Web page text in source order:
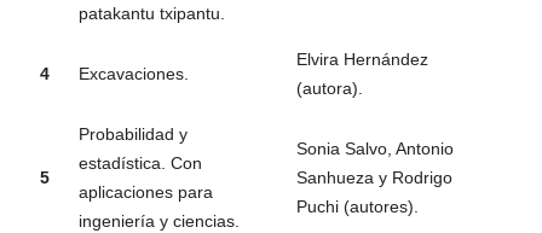
patakantu txipantu.
4 Excavaciones.
Elvira Hernández
(autora).
5
Probabilidad y
estadística. Con
aplicaciones para
ingeniería y ciencias.
Sonia Salvo, Antonio
Sanhueza y Rodrigo
Puchi (autores).